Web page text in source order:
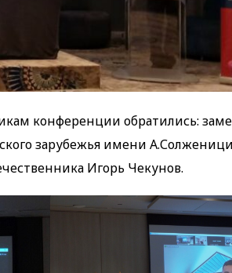
конференции обратились:
зарубежья имени
Игорь Чекунов.